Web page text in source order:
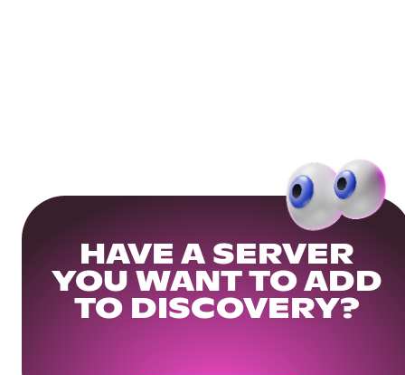
HAVE A SERVER
YOU WANT TO ADD
TO DISCOVERY?